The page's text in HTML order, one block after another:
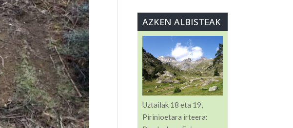
AZKEN ALBISTEAK
Uztailak 18 eta 19,
Pirinioetara irteera: